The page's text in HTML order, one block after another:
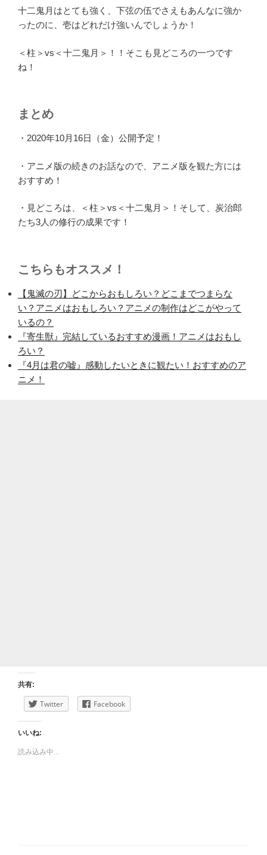
十二鬼月はとても強く、下弦の伍でさえもあんなに強か
ったのに、壱はどれだけ強いんでしょうか！
＜柱＞vs＜十二鬼月＞！！そこも見どころの一つです
ね！
まとめ
・2020年10月16日（金）公開予定！
・アニメ版の続きのお話なので、アニメ版を観た方には
おすすめ！
・見どころは、＜柱＞vs＜十二鬼月＞！そして、炭治郎
たち3人の修行の成果です！
こちらもオススメ！
【鬼滅の刃】どこからおもしろい？どこまでつまらな
い？アニメはおもしろい？アニメの制作はどこがやって
いるの？
『寄生獣』完結しているおすすめ漫画！アニメはおもし
ろい？
『4月は君の嘘』感動したいときに観たい！おすすめのア
ニメ！
共有:
Twitter Facebook
いいね:
読み込み中...